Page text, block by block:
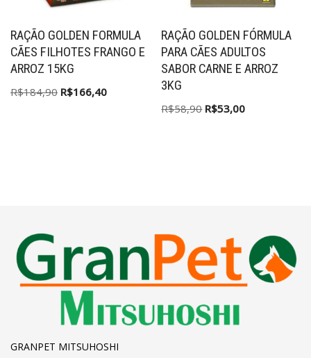
RAÇÃO GOLDEN FORMULA
CÃES FILHOTES FRANGO E
ARROZ 15KG
R$184,90 R$166,40
RAÇÃO GOLDEN FÓRMULA
PARA CÃES ADULTOS
SABOR CARNE E ARROZ
3KG
R$58,90 R$53,00
GRANPET MITSUHOSHI